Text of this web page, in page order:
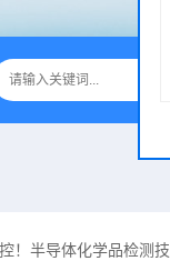
！半导体化学品检测